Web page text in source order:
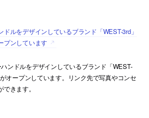
ルをデザインしているブランド「WEST-3rd」
プンしています
ンドルをデザインしているブランド「WEST-
オープンしています。リンク先で写真やコンセ
きます。